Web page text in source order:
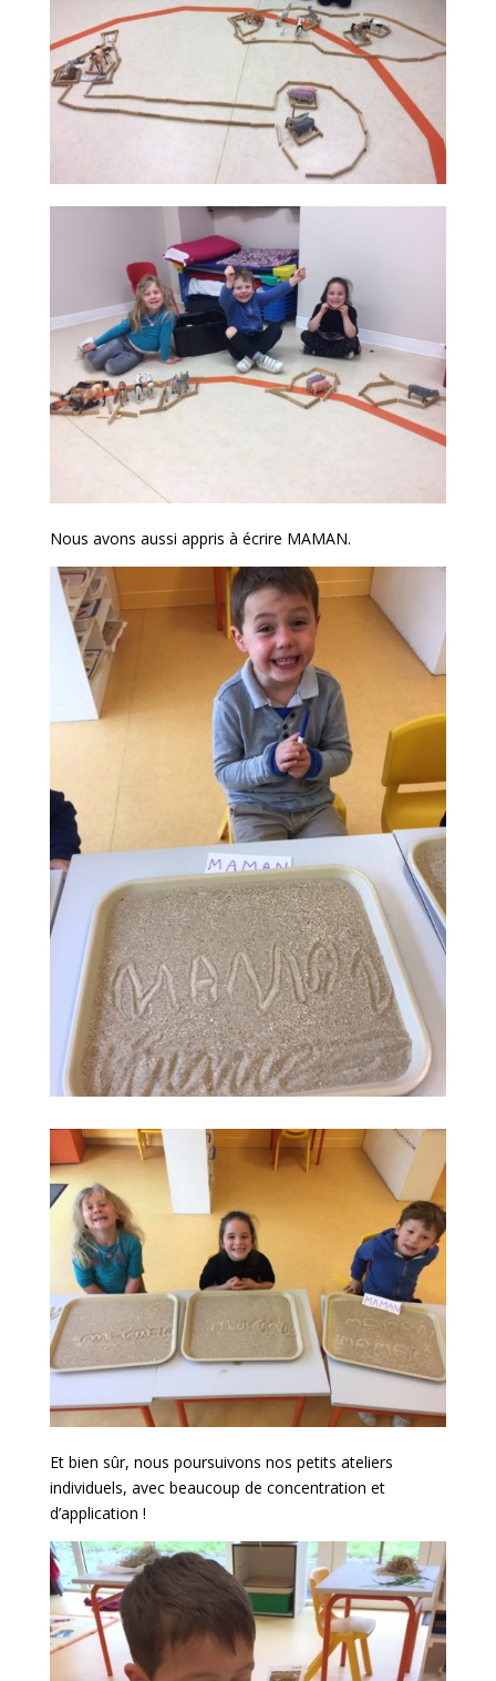
Nous avons aussi appris à écrire MAMAN.
Et bien sûr, nous poursuivons nos petits ateliers
individuels, avec beaucoup de concentration et
d’application !